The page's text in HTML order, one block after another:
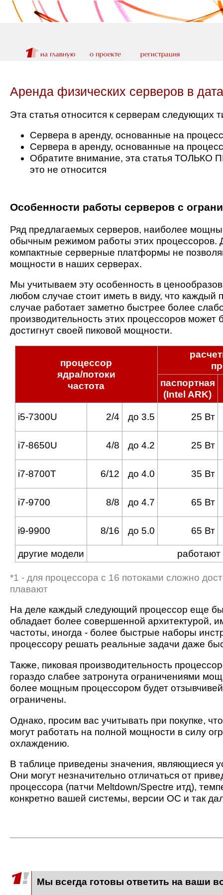
Аренда физических серверов в
Эта статья относится к серверам следующих
Сервера в аренду, основанные на
Сервера в аренду, основанные на
Обратите внимание, эта статья ТОЛЬКО
это не относится
Особенности работы серверов с
Ряд предлагаемых серверов, наиболее
обычным режимом работы этих процессоров.
компактные серверные платформы не
мощности в наших серверах.
Мы учитываем эту особенность в
любом случае стоит иметь в виду, что
случае работает заметно быстрее более
производительность этих процессоров
достигнут своей пиковой мощности.
процессор
ядра/потоки
частота
паспортная
(Intel ARK)
i5-7300U 2/4 до 3.5 25 Вт
i7-8650U 4/8 до 4.2 25 Вт
i7-8700T 6/12 до 4.0 35 Вт
i7-9700 8/8 до 4.7 65 Вт
i9-9900 8/16 до 5.0 65 Вт
другие модели работают
*1 - для процессора с 16 потоками сложно
плавают
На деле каждый следующий процессор еще
обладает более совершенной архитектурой,
частоты, иногда - более быстрые наборы
процессору решать реальные задачи даже
Также, пиковая производительность
гораздо слабее затронута ограничениями
более мощным процессором будет
ограничены.
Однако, просим вас учитывать при покупке,
могут работать на полной мощности в силу
охлаждению.
В таблице приведены значения, являющиеся
Они могут незначительно отличаться от
процессора (патчи Meltdown/Spectre итд),
конкретно вашей системы, версии ОС и так
Мы всегда готовы ответить на ваши